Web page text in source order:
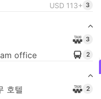
USD 113+ 3
3
office 2
호텔
2